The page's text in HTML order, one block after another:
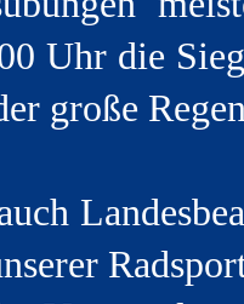
Uhr die
große